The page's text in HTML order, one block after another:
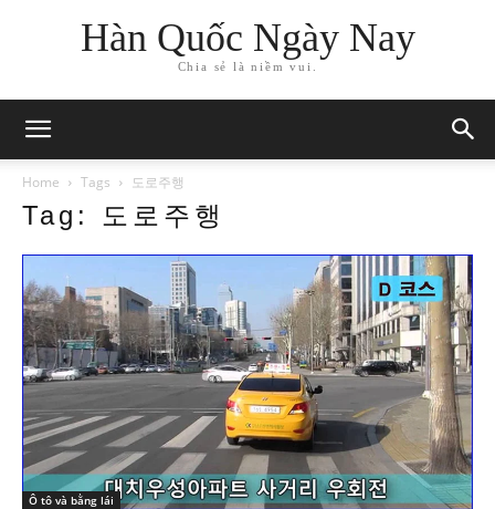
Hàn Quốc Ngày Nay
Chia sẻ là niềm vui.
Home Tags 도로주행
Tag: 도로주행
Ô tô và bằng lái